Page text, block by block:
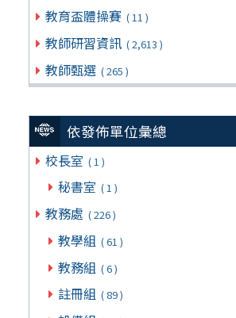
教育盃體操賽 ( 11 )
教師研習資訊 ( 2,613 )
教師甄選 ( 265 )
依發佈單位彙總
校長室 ( 1 )
秘書室 ( 1 )
教務處 ( 226 )
教學組 ( 61 )
教務組 ( 6 )
註冊組 ( 89 )